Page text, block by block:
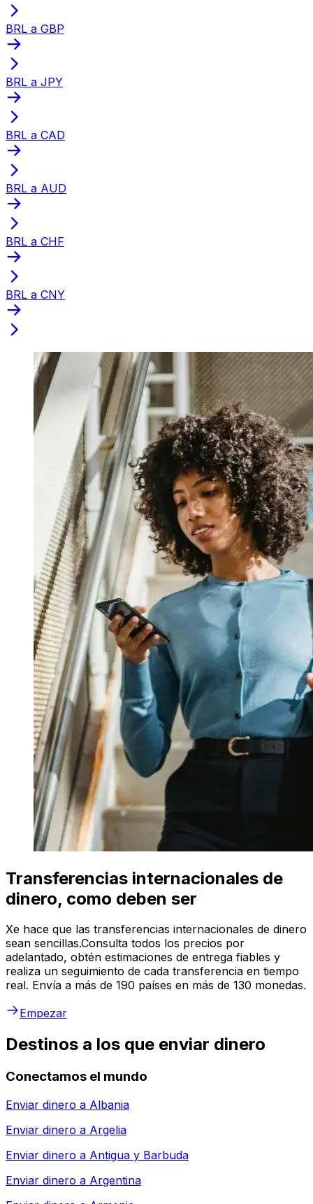
BRL a GBP
BRL a JPY
BRL a CAD
BRL a AUD
BRL a CHF
BRL a CNY
Transferencias internacionales de
dinero, como deben ser
Xe hace que las transferencias internacionales de dinero
sean sencillas.Consulta todos los precios por
adelantado, obtén estimaciones de entrega fiables y
realiza un seguimiento de cada transferencia en tiempo
real. Envía a más de 190 países en más de 130 monedas.
Empezar
Destinos a los que enviar dinero
Conectamos el mundo
Enviar dinero a Albania
Enviar dinero a Argelia
Enviar dinero a Antigua y Barbuda
Enviar dinero a Argentina